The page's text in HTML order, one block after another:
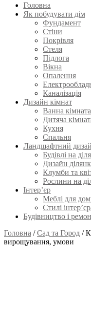
Головна
Як побудувати дім
Фундамент
Стіни
Покрівля
Стеля
Підлога
Вікна
Опалення
Каналізація
Дизайн кімнат
Ванна кімната
Дитяча
Кухня
Спальня
Ландшафтний
Будівлі на
Дизайн
Клумби та
Рослини на
Інтер’єр
Меблі для
Стилі
Будівництво і
Головна /Сад та Город /
вирощування, умови